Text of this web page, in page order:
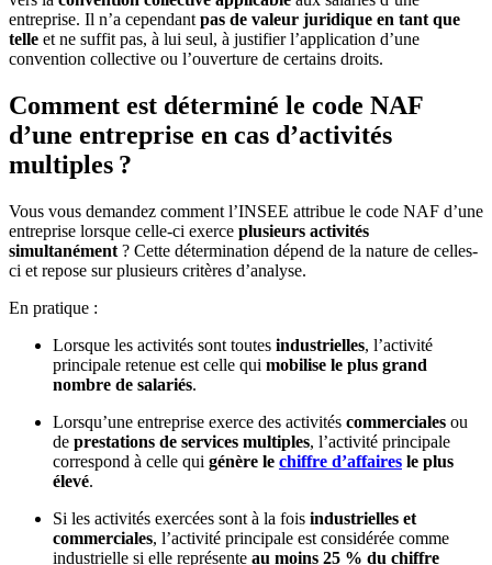
entreprise. Il n’a cependantpas de valeur juridique en tant que
telle et ne suffit pas, à lui seul, à justifier l’application d’une
convention collective ou l’ouverture de certains droits.
Comment est déterminé le code NAF
d’une entreprise en cas d’activités
multiples ?
Vous vous demandez comment l’INSEE attribue le code NAF d’une
entreprise lorsque celle-ci exerce plusieurs activités
simultanément ? Cette détermination dépend de la nature de celles-
ci et repose sur plusieurs critères d’analyse.
En pratique :
Lorsque les activités sont toutes industrielles, l’activité
principale retenue est celle qui mobilise le plus grand
nombre de salariés.
Lorsqu’une entreprise exerce des activités commerciales ou
de prestations de services multiples, l’activité principale
correspond à celle qui génère le chiffre d’affaires le plus
élevé.
Si les activités exercées sont à la fois industrielles et
commerciales, l’activité principale est considérée comme
industrielle si elle représente au moins 25 % du chiffre